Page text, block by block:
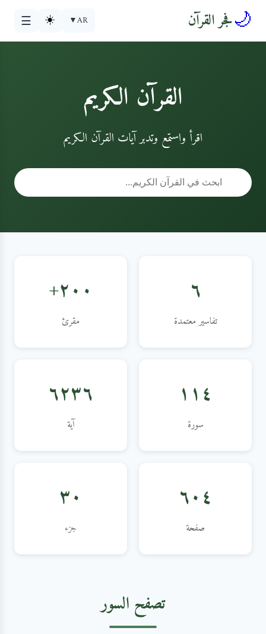
🌙فجر القرآن AR
▼
☀️
☰
القرآن الكريم
اقرأ واستمع وتدبر آيات القرآن الكريم
٦
تفاسير معتمدة
٢٠٠+
مقرئ
١١٤
سورة
٦٢٣٦
آية
٦٠٤
صفحة
٣٠
جزء
تصفح السور